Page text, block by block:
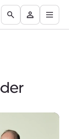
Boliger
til
Find
mægler
Få
vurderet
Go
to
Besøg
Mit
Åbn